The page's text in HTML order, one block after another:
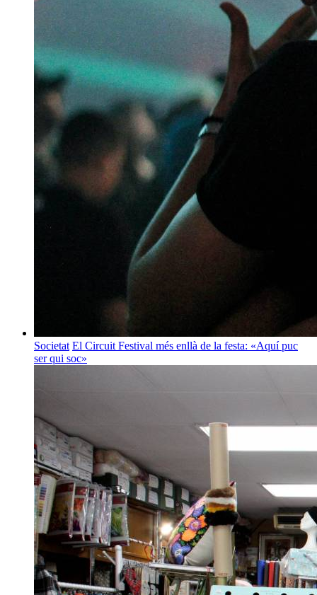
Societat El Circuit Festival més enllà de la festa: «Aquí puc
ser qui soc»